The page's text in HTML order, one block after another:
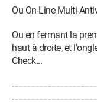
Ou On-Line Multi-
Ou en fermant la
haut à droite, et
Check...